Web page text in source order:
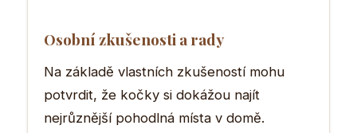
Osobní zkušenosti a rady
Na základě vlastních zkušeností mohu
potvrdit, že kočky si dokážou najít
nejrůznější pohodlná místa v domě.